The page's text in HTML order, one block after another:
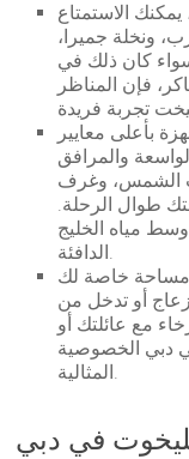
الاستمتاع
ونخلة جميرا،
كان ذلك في
فإن المناظر
بأعلى معايير
والمرافق
الشمس، وغرف
طوال الرحلة.
مياه الخليج
الدافئة.
مساحة خاصة لك
أو تدخل من
مع عائلتك أو
دبي الخصوصية
المثالية.
لليخوت في دبي